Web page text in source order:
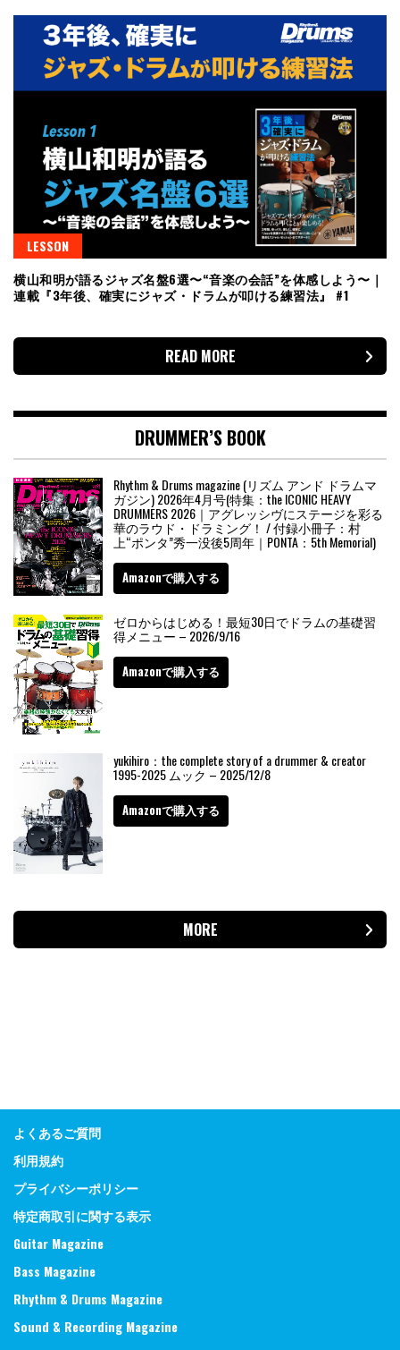
LESSON
横山和明が語るジャズ名盤6選〜“音楽の会話”を体感しよう〜｜
連載『3年後、確実にジャズ・ドラムが叩ける練習法』 #1
READ MORE
DRUMMER’S BOOK
Rhythm & Drums magazine (リズム アンド ドラムマ
ガジン) 2026年4月号(特集：the ICONIC HEAVY
DRUMMERS 2026｜アグレッシヴにステージを彩る
華のラウド・ドラミング！ / 付録小冊子：村
上“ポンタ”秀一没後5周年｜PONTA：5th Memorial)
Amazonで購入する
ゼロからはじめる！最短30日でドラムの基礎習
得メニュー – 2026/9/16
Amazonで購入する
yukihiro：the complete story of a drummer & creator
1995-2025 ムック – 2025/12/8
Amazonで購入する
MORE
よくあるご質問
利用規約
プライバシーポリシー
特定商取引に関する表示
Guitar Magazine
Bass Magazine
Rhythm & Drums Magazine
Sound & Recording Magazine